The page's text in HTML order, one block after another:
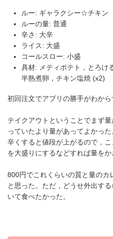
ルー: ギャラクシー☆チキン
ルーの量: 普通
辛さ: 大辛
ライス: 大盛
コールスロー: 小盛
具材: メティポテト，とろけ
半熟煮卵，チキン塩焼 (x2)
初回注文でアプリの勝手がわから
テイクアウトということでまず
っていたより量があってよかっ
辛くすると値段が上がるので，
を大盛りにするなどすれば量をか
800円でこれくらいの質と量の
と思った。ただ，どうせ外出す
いて食べたかった。